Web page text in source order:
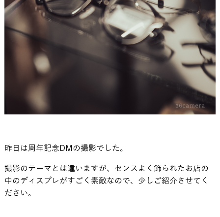
昨日は周年記念DMの撮影でした。
撮影のテーマとは違いますが、センスよく飾られたお店の
中のディスプレがすごく素敵なので、少しご紹介させてく
ださい。